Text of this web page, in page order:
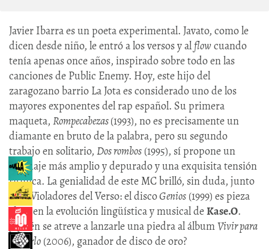
Javier Ibarra es un poeta experimental. Javato, como le
dicen desde niño, le entró a los versos y alflowcuando
tenía apenas once años, inspirado sobre todo en las
canciones de Public Enemy. Hoy, este hijo del
zaragozano barrio La Jota es considerado uno de los
mayores exponentes del rap español. Su primera
maqueta, Rompecabezas(1993), no es precisamente un
diamante en bruto de la palabra, pero su segundo
trabajo en solitario, Dos rombos (1995), sí propone un
lenguaje más amplio y depurado y una exquisita tensión
rítmica. La genialidad de este MC brilló, sin duda, junto
a los Violadores del Verso: el discoGenios (1999) es pieza
clave en la evolución lingüística y musical deKase.O.
¿Quién se atreve a lanzarle una piedra al álbumVivir para
contarlo (2006), ganador de disco de oro?